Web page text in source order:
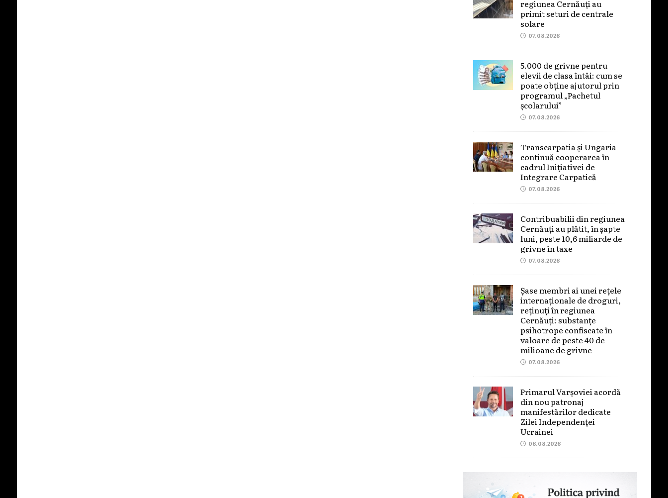
regiunea Cernăuți au
primit seturi de centrale
solare
07.08.2026
5.000 de grivne pentru
elevii de clasa întâi: cum se
poate obține ajutorul prin
programul „Pachetul
școlarului”
07.08.2026
Transcarpatia și Ungaria
continuă cooperarea în
cadrul Inițiativei de
Integrare Carpatică
07.08.2026
Contribuabilii din regiunea
Cernăuți au plătit, în șapte
luni, peste 10,6 miliarde de
grivne în taxe
07.08.2026
Șase membri ai unei rețele
internaționale de droguri,
reținuți în regiunea
Cernăuți: substanțe
psihotrope confiscate în
valoare de peste 40 de
milioane de grivne
07.08.2026
Primarul Varșoviei acordă
din nou patronaj
manifestărilor dedicate
Zilei Independenței
Ucrainei
06.08.2026